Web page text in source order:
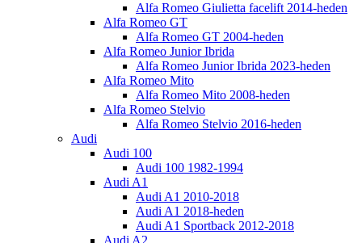
Alfa Romeo Giulietta facelift 2014-heden
Alfa Romeo GT
Alfa Romeo GT 2004-heden
Alfa Romeo Junior Ibrida
Alfa Romeo Junior Ibrida 2023-heden
Alfa Romeo Mito
Alfa Romeo Mito 2008-heden
Alfa Romeo Stelvio
Alfa Romeo Stelvio 2016-heden
Audi
Audi 100
Audi 100 1982-1994
Audi A1
Audi A1 2010-2018
Audi A1 2018-heden
Audi A1 Sportback 2012-2018